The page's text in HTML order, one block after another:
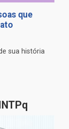
que
sua história